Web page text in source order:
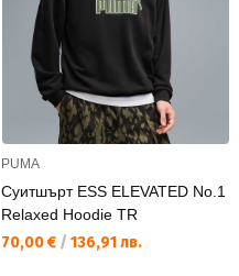
PUMA
Суитшърт ESS ELEVATED No.1
Relaxed Hoodie TR
Текуща цена:
70,00 € / 136,91 лв.